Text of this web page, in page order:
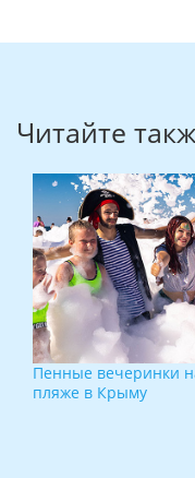
Читайте
Пенные вечеринки
пляже в Крыму